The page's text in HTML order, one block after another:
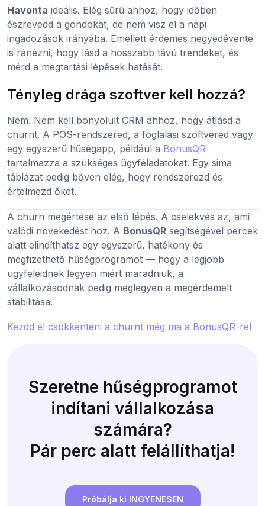
Havonta ideális. Elég sűrű ahhoz, hogy időben
észrevedd a gondokat, de nem visz el a napi
ingadozások irányába. Emellett érdemes negyedévente
is ránézni, hogy lásd a hosszabb távú trendeket, és
mérd a megtartási lépések hatását.
Tényleg drága szoftver kell hozzá?
Nem. Nem kell bonyolult CRM ahhoz, hogy átlásd a
churnt. A POS-rendszered, a foglalási szoftvered vagy
egy egyszerű hűségapp, például a BonusQR
tartalmazza a szükséges ügyféladatokat. Egy sima
táblázat pedig bőven elég, hogy rendszerezd és
értelmezd őket.
A churn megértése az első lépés. A cselekvés az, ami
valódi növekedést hoz. A BonusQR segítségével percek
alatt elindíthatsz egy egyszerű, hatékony és
megfizethető hűségprogramot — hogy a legjobb
ügyfeleidnek legyen miért maradniuk, a
vállalkozásodnak pedig meglegyen a megérdemelt
stabilitása.
Kezdd el csökkenteni a churnt még ma a BonusQR-rel
Szeretne hűségprogramot
indítani vállalkozása
számára?
Pár perc alatt felállíthatja!
Próbálja ki INGYENESEN